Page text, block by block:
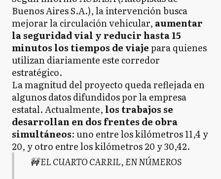
Buenos Aires S.A.), la intervención busca
mejorar la circulación vehicular, aumentar
la seguridad vial y reducir hasta 15
minutos los tiempos de viajepara quienes
utilizan diariamente este corredor
estratégico.
La magnitud del proyecto queda reflejada en
algunos datos difundidos por la empresa
estatal. Actualmente, los trabajos se
desarrollan en dos frentes de obra
simultáneos: uno entre los kilómetros 11,4 y
20, y otro entre los kilómetros 20 y 30,42.
🚧 EL CUARTO CARRIL, EN NÚMEROS